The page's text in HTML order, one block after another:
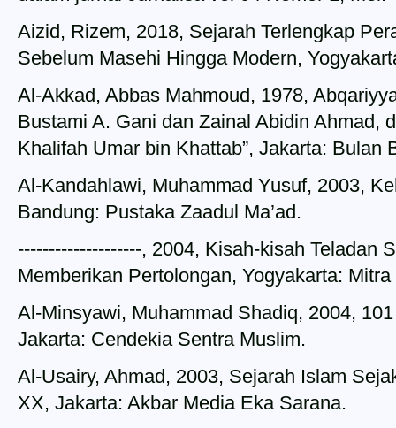
Aizid, Rizem, 2018, Sejarah Terlengkap
Sebelum Masehi Hingga Modern,
Al-Akkad, Abbas Mahmoud, 1978,
Bustami A. Gani dan Zainal Abidin Ahmad,
Khalifah Umar bin Khattab”, Jakarta: Bulan
Al-Kandahlawi, Muhammad Yusuf, 2003,
Bandung: Pustaka Zaadul Ma’ad.
--------------------, 2004, Kisah-kisah Teladan
Memberikan Pertolongan, Yogyakarta:
Al-Minsyawi, Muhammad Shadiq, 2004,
Jakarta: Cendekia Sentra Muslim.
Al-Usairy, Ahmad, 2003, Sejarah Islam
XX, Jakarta: Akbar Media Eka Sarana.